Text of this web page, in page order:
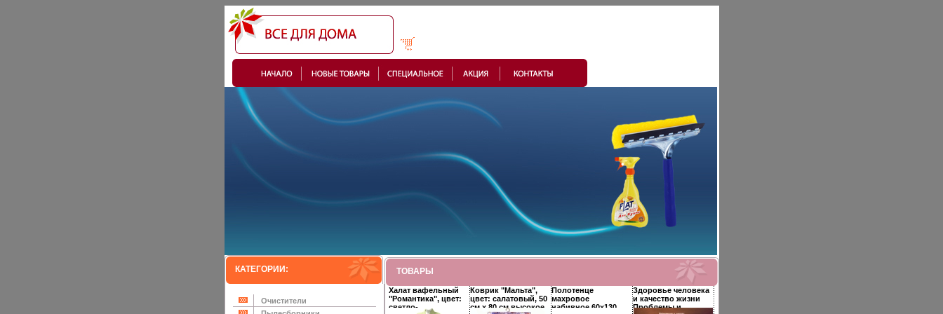
КАТЕГОРИИ:
Очистители
ТОВАРЫ
Халат вафельный
"Романтика", цвет:
светло-
Коврик "Мальта",
цвет: салатовый, 50
см х 80 см высокое
Полотенце
махровое
набивное 60х130,
Здоровье человека
и качество жизни
Проблемы и